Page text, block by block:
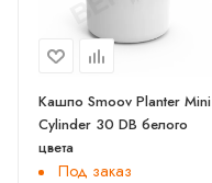
Кашпо Smoov Planter Mini
Cylinder 30 DB белого
цвета
Под заказ